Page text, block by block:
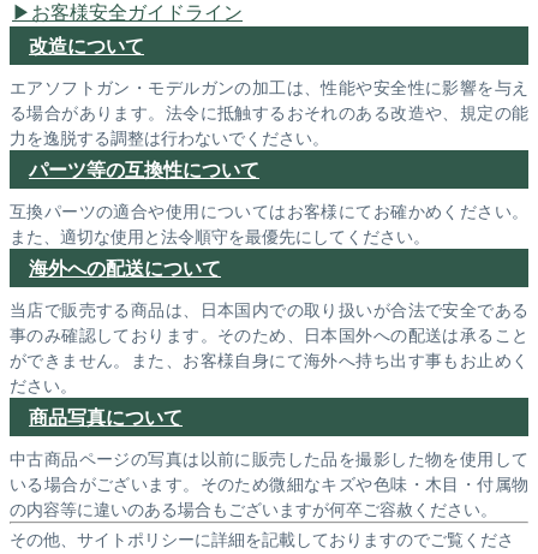
お客様安全ガイドライン
改造について
エアソフトガン・モデルガンの加工は、性能や安全性に影響を与え
る場合があります。法令に抵触するおそれのある改造や、規定の能
力を逸脱する調整は行わないでください。
パーツ等の互換性について
互換パーツの適合や使用についてはお客様にてお確かめください。
また、適切な使用と法令順守を最優先にしてください。
海外への配送について
当店で販売する商品は、日本国内での取り扱いが合法で安全である
事のみ確認しております。そのため、日本国外への配送は承ること
ができません。また、お客様自身にて海外へ持ち出す事もお止めく
ださい。
商品写真について
中古商品ページの写真は以前に販売した品を撮影した物を使用して
いる場合がございます。そのため微細なキズや色味・木目・付属物
の内容等に違いのある場合もございますが何卒ご容赦ください。
その他、サイトポリシーに詳細を記載しておりますのでご覧くださ